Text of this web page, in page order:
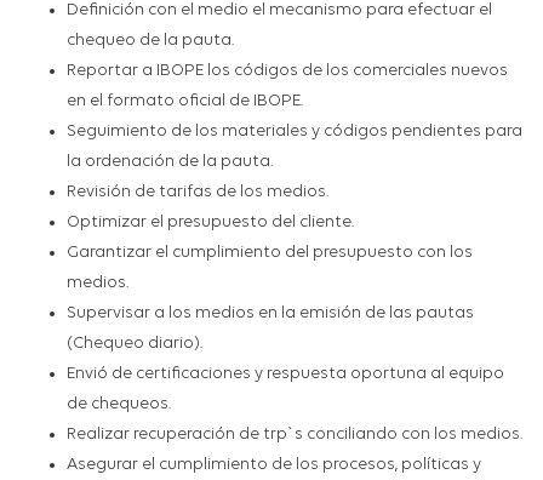
Definición con el medio el mecanismo para efectuar el
chequeo de la pauta.
Reportar a IBOPE los códigos de los comerciales nuevos
en el formato oficial de IBOPE.
Seguimiento de los materiales y códigos pendientes para
la ordenación de la pauta.
Revisión de tarifas de los medios.
Optimizar el presupuesto del cliente.
Garantizar el cumplimiento del presupuesto con los
medios.
Supervisar a los medios en la emisión de las pautas
(Chequeo diario).
Envió de certificaciones y respuesta oportuna al equipo
de chequeos.
Realizar recuperación de trp`s conciliando con los medios.
Asegurar el cumplimiento de los procesos, políticas y